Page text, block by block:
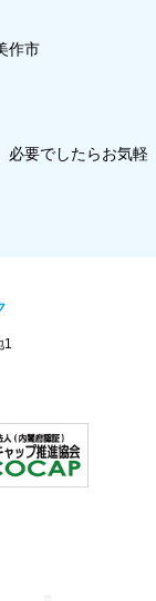
作市
必要でしたらお気軽
1